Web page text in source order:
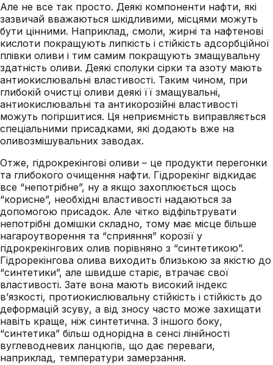
Але не все так просто. Деякі компоненти нафти, які
зазвичай вважаються шкідливими, місцями можуть
бути цінними. Наприклад, смоли, жирні та нафтенові
кислоти покращують липкість і стійкість адсорбційної
плівки оливи і тим самим покращують змащувальну
здатність оливи. Деякі сполуки сірки та азоту мають
антиокислювальні властивості. Таким чином, при
глибокій очистці оливи деякі її змащувальні,
антиокислювальні та антикорозійні властивості
можуть погіршитися. Ця неприємність виправляється
спеціальними присадками, які додають вже на
оливозмішувальних заводах.
Отже, гідрокрекінгові оливи – це продукти перегонки
та глибокого очищення нафти. Гідрорекінг відкидає
все “непотрібне”, ну а якщо захоплюється щось
“корисне”, необхідні властивості надаються за
допомогою присадок. Але чітко відфільтрувати
непотрібні домішки складно, тому має місце більше
нагароутворення та “сприяння” корозії у
гідрокрекінгових олив порівняно з “синтетикою”.
Гідрорекінгова олива виходить близькою за якістю до
“синтетики”, але швидше старіє, втрачає свої
властивості. Зате вона мають високий індекс
в’язкості, протиокислювальну стійкість і стійкість до
деформацій зсуву, а від зносу часто може захищати
навіть краще, ніж синтетична. З іншого боку,
“синтетика” більш однорідна в сенсі лінійності
вуглеводневих ланцюгів, що дає переваги,
наприклад, температури замерзання.